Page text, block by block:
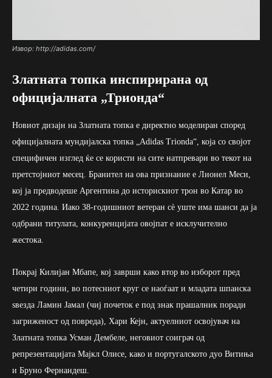
Извор: http://adidas.com/
Златната топка инспирирана од
официјалната „Трионда“
Новиот дизајн на Златната топка е директно моделиран според
официјалната мундијалска топка „Adidas Trionda“, која со својот
специфичен изглед ќе се користи на сите натпревари во текот на
претстојниот месец. Бранител на ова признание е Лионел Меси,
кој ја предводеше Аргентина до историскиот трон во Катар во
2022 година. Иако 38-годишниот ветеран сè уште има шанси да ја
одбрани титулата, конкуренцијата овојпат е исклучително
жестока.
Покрај Килијан Мбапе, кој заврши како втор во изборот пред
четири години, во потесниот круг се наоѓаат и младата шпанска
ѕвезда Ламин Јамал (чиј почеток е под знак прашалник поради
загриженост од повреда), Хари Кејн, актуелниот освојувач на
Златната топка Усман Дембеле, неговиот соиграч од
репрезентацијата Мајкл Олисе, како и португалското дуо Витиња
и Бруно Фернандеш.